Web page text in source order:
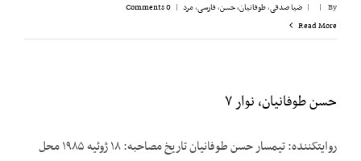
By
|
| ضیا صدقی,طوفانیان، حسن,فارسی,مرد |
0 Comments
Read More
حسن طوفانیان، نوار ۷
روایت­کننده: تیمسار حسن طوفانیان تاریخ مصاحبه: ۱۸ ژوئیه ۱۹۸۵ محل